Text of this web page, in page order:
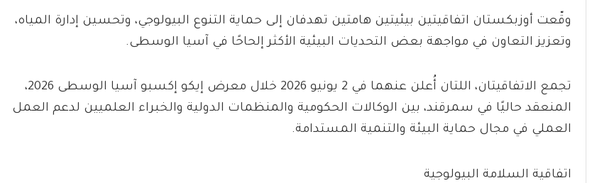
وقّعت أوزبكستان اتفاقيتين بيئيتين هامتين تهدفان إلى حماية التنوع البيولوجي، وتحسين إدارة المياه،
وتعزيز التعاون في مواجهة بعض التحديات البيئية الأكثر إلحاحًا في آسيا الوسطى.
تجمع الاتفاقيتان، اللتان أُعلن عنهما في 2 يونيو 2026 خلال معرض إيكو إكسبو آسيا الوسطى 2026،
المنعقد حاليًا في سمرقند، بين الوكالات الحكومية والمنظمات الدولية والخبراء العلميين لدعم العمل
العملي في مجال حماية البيئة والتنمية المستدامة.
اتفاقية السلامة البيولوجية